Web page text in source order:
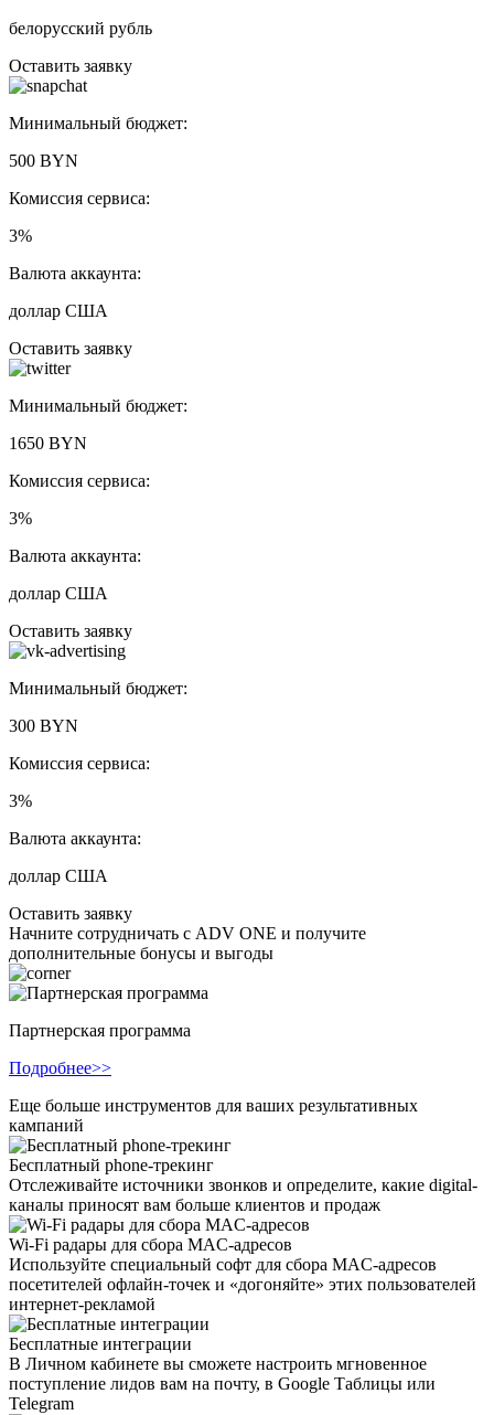
белорусский рубль
Оставить заявку
Минимальный бюджет:
500 BYN
Комиссия сервиса:
3%
Валюта аккаунта:
доллар США
Оставить заявку
Минимальный бюджет:
1650 BYN
Комиссия сервиса:
3%
Валюта аккаунта:
доллар США
Оставить заявку
Минимальный бюджет:
300 BYN
Комиссия сервиса:
3%
Валюта аккаунта:
доллар США
Оставить заявку
Начните сотрудничать с ADV ONE и получите
дополнительные бонусы и выгоды
Партнерская программа
Подробнее>>
Еще больше инструментов для ваших результативных
кампаний
Бесплатный phone-трекинг
Отслеживайте источники звонков и определите, какие digital-
каналы приносят вам больше клиентов и продаж
Wi-Fi радары для сбора MAC-адресов
Используйте специальный софт для сбора MAC-адресов
посетителей офлайн-точек и «догоняйте» этих пользователей
интернет-рекламой
Бесплатные интеграции
В Личном кабинете вы сможете настроить мгновенное
поступление лидов вам на почту, в Google Таблицы или
Telegram